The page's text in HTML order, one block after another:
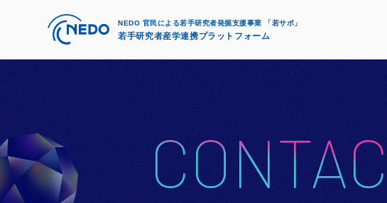
NEDO 官民による若手研究者発掘支援事業 「若サポ」
若手研究者産学連携プラットフォーム